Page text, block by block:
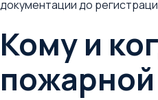
документации до
Кому и